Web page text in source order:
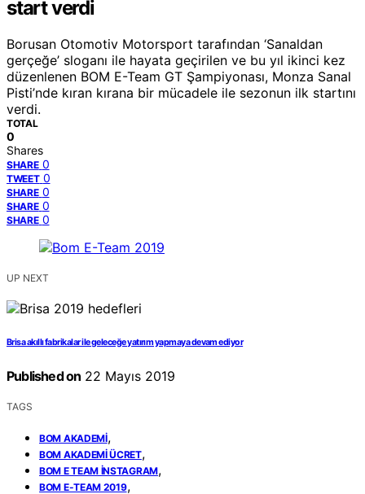
start verdi
Borusan Otomotiv Motorsport tarafından ‘Sanaldan
gerçeğe’ sloganı ile hayata geçirilen ve bu yıl ikinci kez
düzenlenen BOM E-Team GT Şampiyonası, Monza Sanal
Pisti’nde kıran kırana bir mücadele ile sezonun ilk startını
verdi.
TOTAL
0
Shares
SHARE 0
TWEET 0
SHARE 0
SHARE 0
SHARE 0
UP NEXT
Brisa akıllı fabrikalar ile geleceğe yatırım yapmaya devam ediyor
Published on 22 Mayıs 2019
TAGS
BOM AKADEMI,
BOM AKADEMI ÜCRET,
BOM E TEAM INSTAGRAM,
BOM E-TEAM 2019,